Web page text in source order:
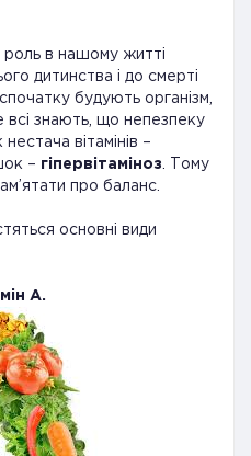
роль в нашому житті
дитинства і до смерті
будують організм,
всі знають, що непезпеку
вітамінів –
– гіпервітаміноз . Тому
про баланс.
основні види
А.